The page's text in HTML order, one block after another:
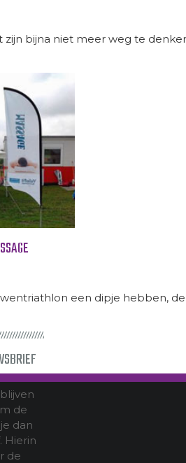
zijn bijna niet meer weg te
een dipje hebben,
de
dan
Hierin
de